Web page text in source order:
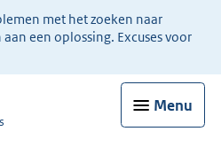
met het zoeken naar
een oplossing. Excuses voor
Menu